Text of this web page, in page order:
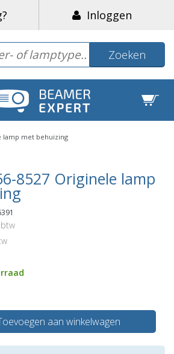
Inloggen
Zoeken
lamp met behuizing
8527 Originele lamp
aan winkelwagen